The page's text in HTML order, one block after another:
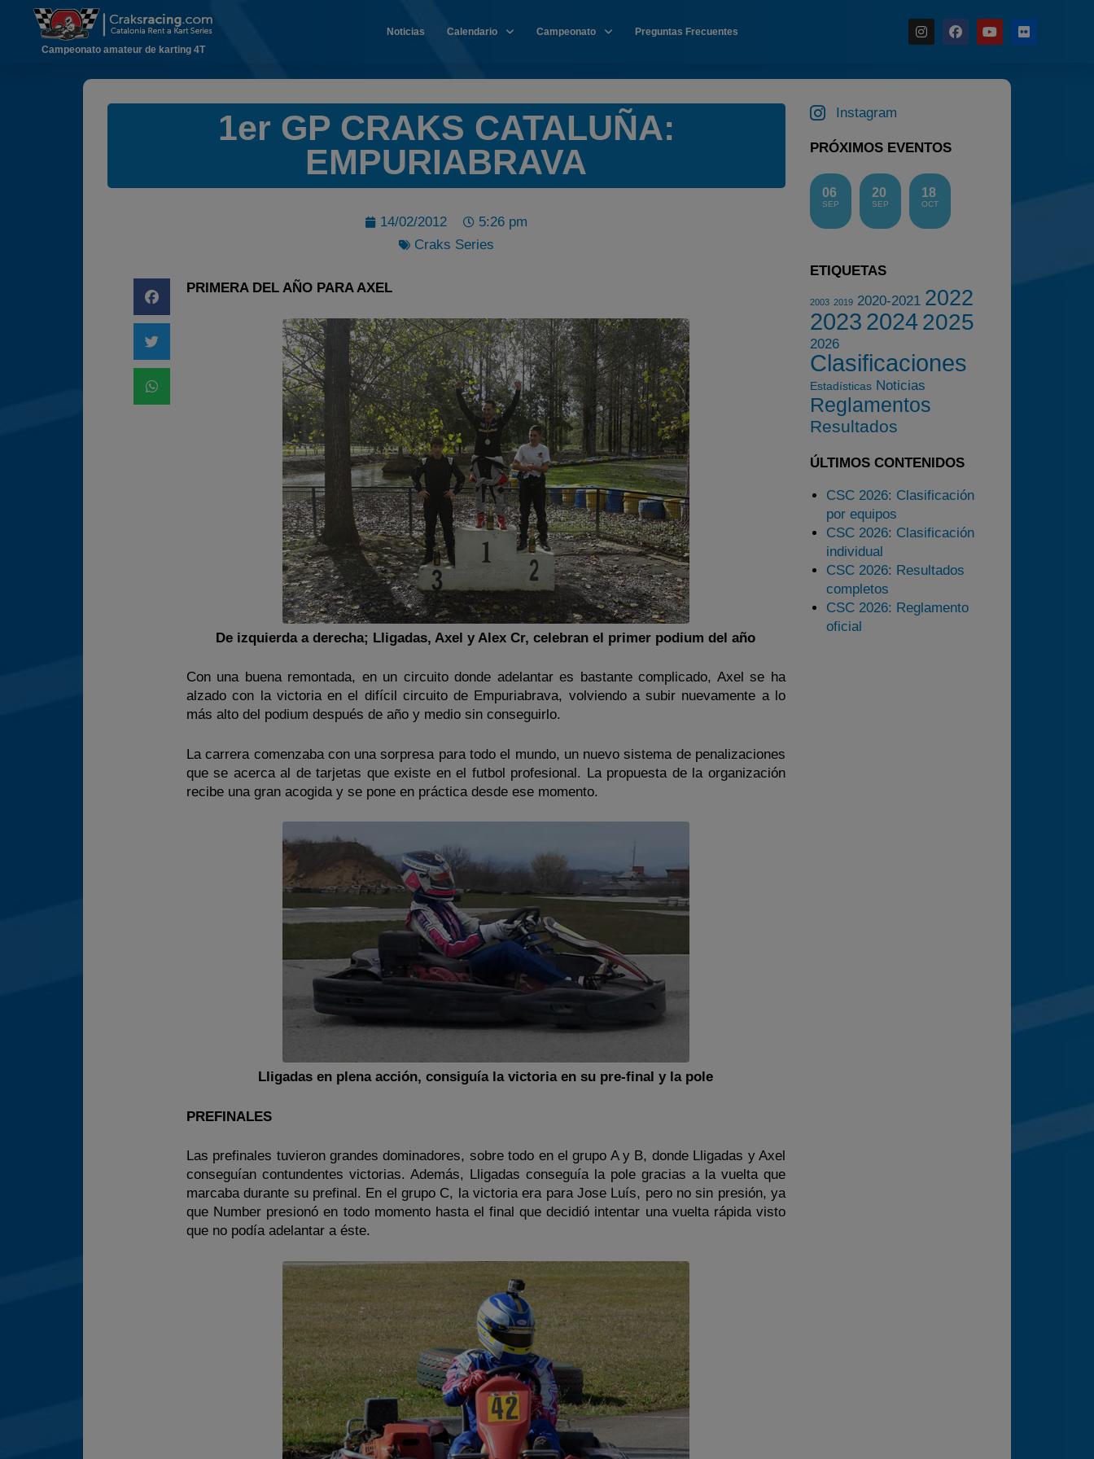
Calendario
Campeonato
Preguntas Frecuentes
Campeonato amateur de karting 4T
Noticias Calendario Campeonato Preguntas Frecuentes
1er GP CRAKS CATALUÑA:
EMPURIABRAVA
14/02/2012
5:26 pm
Craks Series
PRIMERA DEL AÑO PARA AXEL
De izquierda a derecha; Lligadas, Axel y Alex Cr, celebran el primer podium del año
Con una buena remontada, en un circuito donde adelantar es bastante complicado, Axel se ha
alzado con la victoria en el difícil circuito de Empuriabrava, volviendo a subir nuevamente a lo
más alto del podium después de año y medio sin conseguirlo.
La carrera comenzaba con una sorpresa para todo el mundo, un nuevo sistema de penalizaciones
que se acerca al de tarjetas que existe en el futbol profesional. La propuesta de la organización
recibe una gran acogida y se pone en práctica desde ese momento.
Lligadas en plena acción, consiguía la victoria en su pre-final y la pole
PREFINALES
Las prefinales tuvieron grandes dominadores, sobre todo en el grupo A y B, donde Lligadas y Axel
conseguían contundentes victorias. Además, Lligadas conseguía la pole gracias a la vuelta que
marcaba durante su prefinal. En el grupo C, la victoria era para Jose Luís, pero no sin presión, ya
que Number presionó en todo momento hasta el final que decidió intentar una vuelta rápida visto
que no podía adelantar a éste.
Instagram
PRÓXIMOS EVENTOS
06
SEP
20
SEP
18
OCT
ETIQUETAS
2003 2019 2020-2021 2022
2023 20242025
2026
Clasificaciones
Estadísticas Noticias
Reglamentos
Resultados
ÚLTIMOS CONTENIDOS
CSC 2026: Clasificación
por equipos
CSC 2026: Clasificación
individual
CSC 2026: Resultados
completos
CSC 2026: Reglamento
oficial